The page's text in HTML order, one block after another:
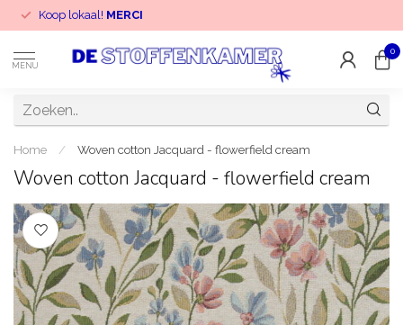
Koop lokaal! MERCI
MENU
0
Home / Woven cotton Jacquard - flowerfield cream
Woven cotton Jacquard - flowerfield cream